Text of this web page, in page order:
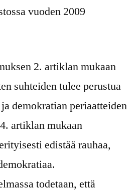
vuoden 2009
2. artiklan mukaan
suhteiden tulee perustua
demokratian periaatteiden
artiklan mukaan
edistää rauhaa,
todetaan, että